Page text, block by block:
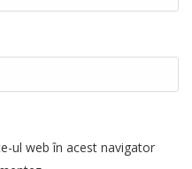
ul web în acest navigator